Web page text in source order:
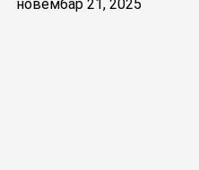
новембар 21, 2025